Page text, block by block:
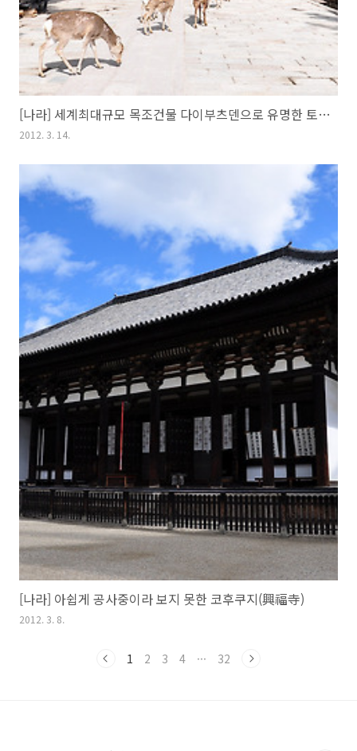
[나라] 세계최대규모 목조건물 다이부츠덴으로 유명한 토다이지(東大寺)
2012. 3. 14.
[나라] 아쉽게 공사중이라 보지 못한 코후쿠지(興福寺)
2012. 3. 8.
1 2 3 4 ··· 32